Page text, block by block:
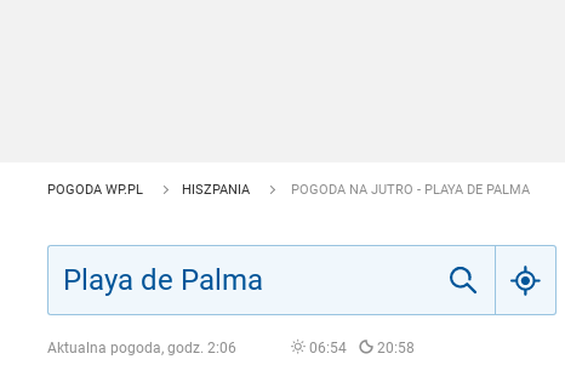
POGODA WP.PL HISZPANIA POGODA NA JUTRO - PLAYA DE PALMA
Aktualna pogoda, godz. 2:06 06:54 20:58